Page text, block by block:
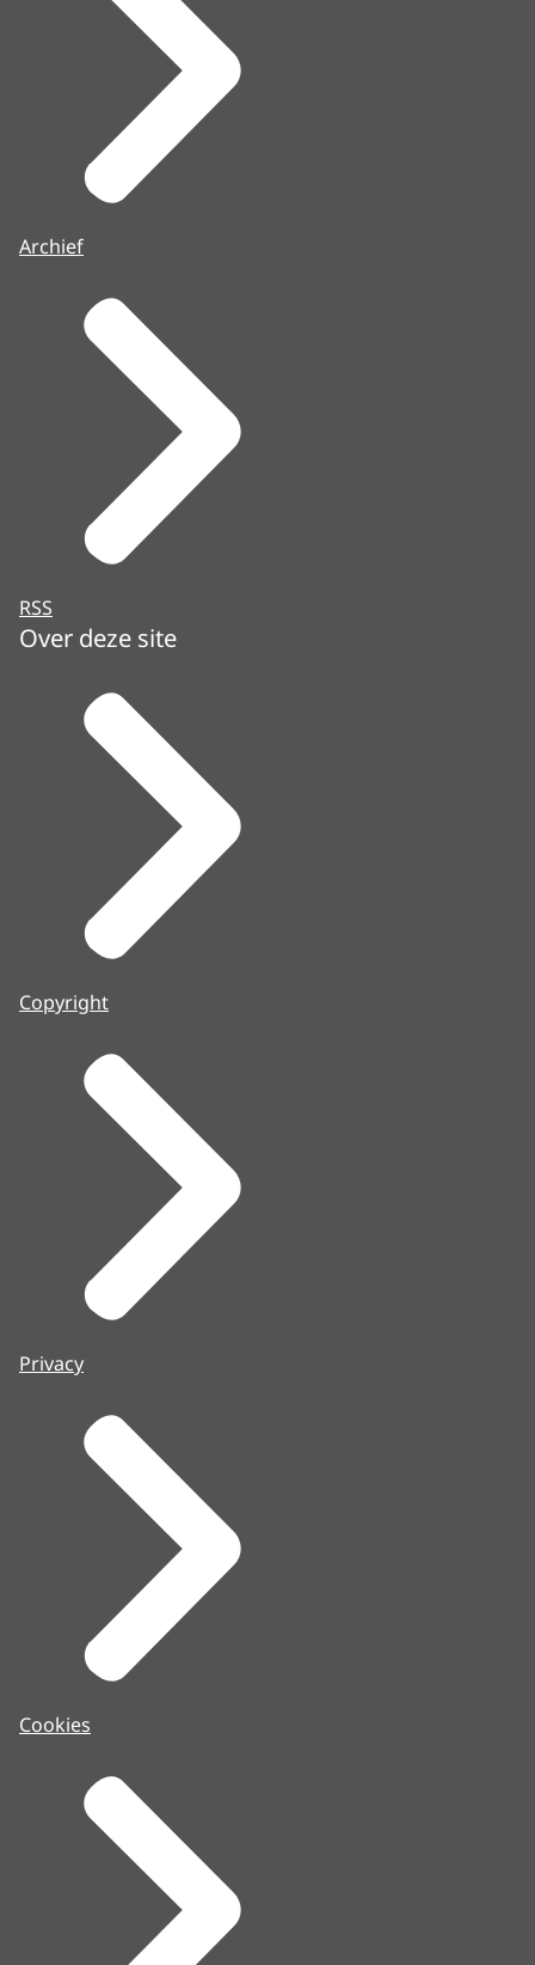
Archief
RSS
Over deze site
Copyright
Privacy
Cookies